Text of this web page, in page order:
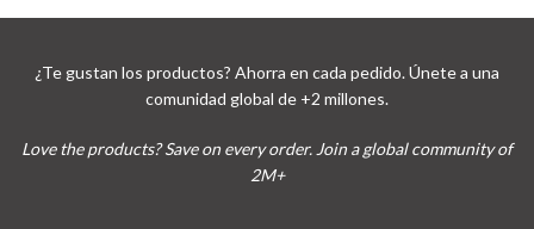
¿Te gustan los productos? Ahorra en cada pedido. Únete a una
comunidad global de +2 millones.
Love the products? Save on every order. Join a global community of
2M+